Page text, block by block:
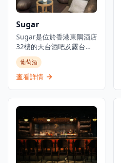
國際認可，被視為亞洲頂
引尋求優質手工雞尾酒和
高端飲酒體驗的本地人和
遊客。
Sugar
Sugar是位於香港東隅酒店
32樓的天台酒吧及露台，
是下班人群和尋求僻靜場
所的客人的社區熱點。這
個天台綠洲提供大膽原創
國際化精神的象徵。酒吧
擁有優美的氛圍和露台座
位，營業時間為下午5:30
至午夜，是晚間飲酒的熱
門目的地。Sugar在太古城
這個繁榮地區提供精緻的
葡萄酒
查看詳情